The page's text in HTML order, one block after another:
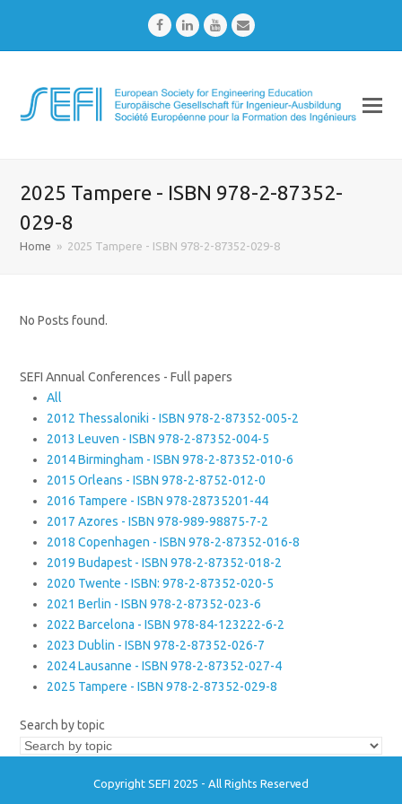
FacebookLinkedInYoutubeEmail
2025 Tampere - ISBN 978-2-87352-
029-8
Home » 2025 Tampere - ISBN 978-2-87352-029-8
No Posts found.
SEFI Annual Conferences - Full papers
All
2012 Thessaloniki - ISBN 978-2-87352-005-2
2013 Leuven - ISBN 978-2-87352-004-5
2014 Birmingham - ISBN 978-2-87352-010-6
2015 Orleans - ISBN 978-2-8752-012-0
2016 Tampere - ISBN 978-28735201-44
2017 Azores - ISBN 978-989-98875-7-2
2018 Copenhagen - ISBN 978-2-87352-016-8
2019 Budapest - ISBN 978-2-87352-018-2
2020 Twente - ISBN: 978-2-87352-020-5
2021 Berlin - ISBN 978-2-87352-023-6
2022 Barcelona - ISBN 978-84-123222-6-2
2023 Dublin - ISBN 978-2-87352-026-7
2024 Lausanne - ISBN 978-2-87352-027-4
2025 Tampere - ISBN 978-2-87352-029-8
Search by topic
Copyright SEFI 2025 - All Rights Reserved